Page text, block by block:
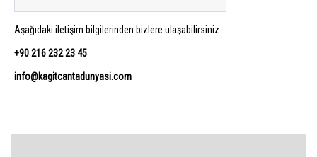
Aşağıdaki iletişim bilgilerinden bizlere ulaşabilirsiniz.
+90 216 232 23 45
info@kagitcantadunyasi.com